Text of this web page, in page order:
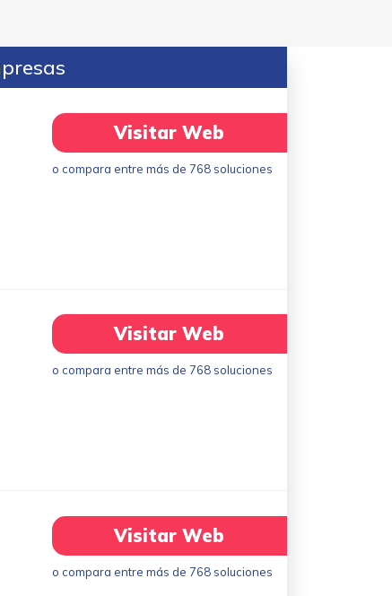
Visitar Web
o compara entre más de 768 soluciones
Visitar Web
o compara entre más de 768 soluciones
Visitar Web
o compara entre más de 768 soluciones